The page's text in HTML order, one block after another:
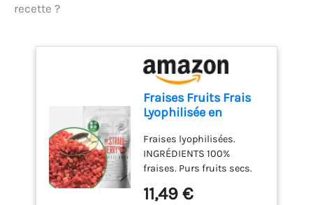
recette ?
Fraises Fruits Frais
Lyophilisée en
100% Naturel Fraise
Sechee Freeze Dried
Fruit | Lyophilisateur
| Fruits Secs |
Gefriergetrocknete
Fraises lyophilisées.
INGRÉDIENTS 100%
fraises. Purs fruits secs.
additifs. Freeze dried
11,49 €